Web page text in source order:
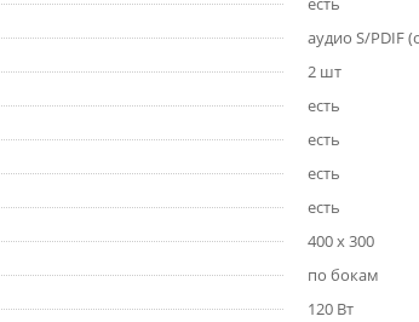
аудио S/PDIF
2 шт
есть
есть
есть
есть
400 x 300
по бокам
120 Вт